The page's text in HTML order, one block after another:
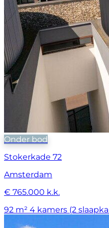
Onder bod
Stokerkade 72
Amsterdam
€ 765.000 k.k.
92 m² 4 kamers (2